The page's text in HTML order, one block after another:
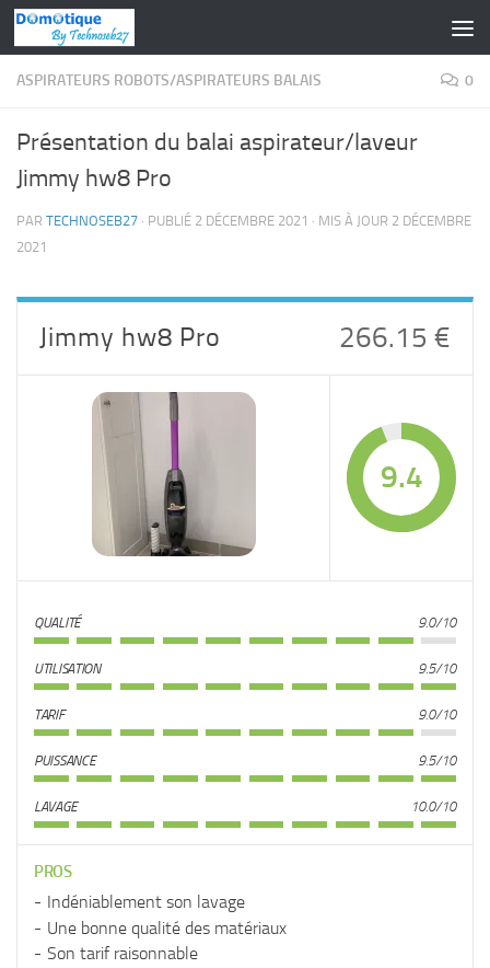
Skip to content
ASPIRATEURS ROBOTS/ASPIRATEURS BALAIS 0
Présentation du balai aspirateur/laveur
Jimmy hw8 Pro
PAR TECHNOSEB27 · PUBLIÉ 2 DÉCEMBRE 2021 · MIS À JOUR 2 DÉCEMBRE
2021
Jimmy hw8 Pro 266.15 €
9.4
QUALITÉ 9.0/10
UTILISATION 9.5/10
TARIF 9.0/10
PUISSANCE 9.5/10
LAVAGE 10.0/10
PROS
Indéniablement son lavage
Une bonne qualité des matériaux
Son tarif raisonnable